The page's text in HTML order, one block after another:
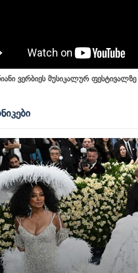
ვერბიეს მუსიკალურ ფესტივალზე